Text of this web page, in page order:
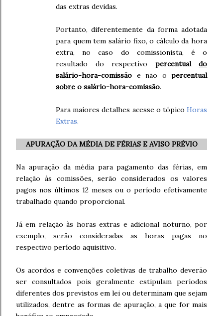
das extras devidas.
Portanto, diferentemente da forma adotada
para quem tem salário fixo, o cálculo da hora
extra, no caso do comissionista, é o
resultado do respectivo percentual do
salário-hora-comissão e não o percentual
sobre o salário-hora-comissão.
Para maiores detalhes acesse o tópico Horas
Extras.
APURAÇÃO DA MÉDIA DE FÉRIAS E AVISO PRÉVIO
Na apuração da média para pagamento das férias, em
relação às comissões, serão considerados os valores
pagos nos últimos 12 meses ou o período efetivamente
trabalhado quando proporcional.
Já em relação às horas extras e adicional noturno, por
exemplo, serão consideradas as horas pagas no
respectivo período aquisitivo.
Os acordos e convenções coletivas de trabalho deverão
ser consultados pois geralmente estipulam períodos
diferentes dos previstos em lei ou determinam que sejam
utilizados, dentre as formas de apuração, a que for mais